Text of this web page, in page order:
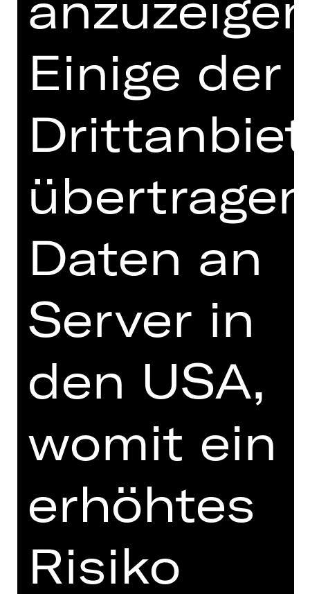
Trümmern einer Kindheit wächst eine
Bildgewaltig, erschütternd und
zutiefst berührend erzählt Ilse
Aichingers Roman vom Kindsein im
Krieg und vom unnachgiebigen
Widerstand. Entstanden im
Nachkriegsjahr 1947, war das Buch ein
Tabubruch und wurde erst in jüngster
Zeit in seiner Bedeutung als ein
Meilenstein der Nachkriegsliteratur
erkannt – und wird nun in der
poetischen und außergewöhnlichen
Regie von Salome Schneebeli das
erste Mal in Deutschland aufgeführt.
DIGITALE STÜCKEINFÜHRUNG
zur Online-Einführung
TEAM
TERMINE UND BESETZUNG
VIDEO/AUDIO
FOTOS
Einige der
übertragen
Daten an
Server in
den USA,
womit ein
erhöhtes
Risiko